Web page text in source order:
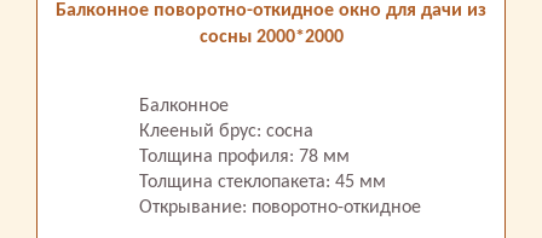
Балконное поворотно-откидное окно для дачи из
сосны 2000*2000
Балконное
Клееный брус: сосна
Толщина профиля: 78 мм
Толщина стеклопакета: 45 мм
Открывание: поворотно-откидное